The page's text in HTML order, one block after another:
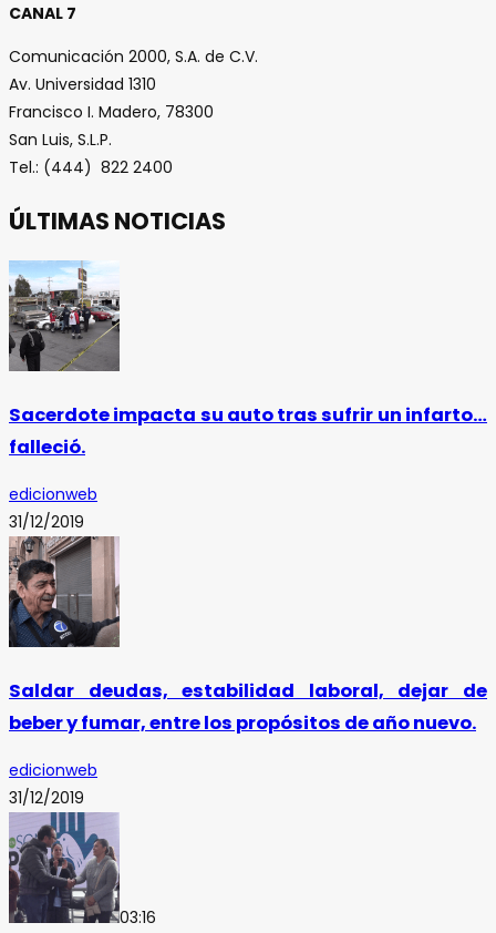
CANAL 7
Comunicación 2000, S.A. de C.V.
Av. Universidad 1310
Francisco I. Madero, 78300
San Luis, S.L.P.
Tel.: (444) 822 2400
ÚLTIMAS NOTICIAS
Sacerdote impacta su auto tras sufrir un infarto…
falleció.
edicionweb
31/12/2019
Saldar deudas, estabilidad laboral, dejar de
beber y fumar, entre los propósitos de año nuevo.
edicionweb
31/12/2019
03:16